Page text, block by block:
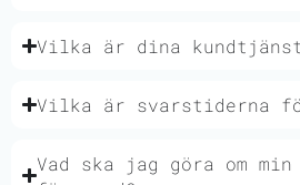
Vilka är dina
Vilka är svarstiderna
Vad ska jag göra om